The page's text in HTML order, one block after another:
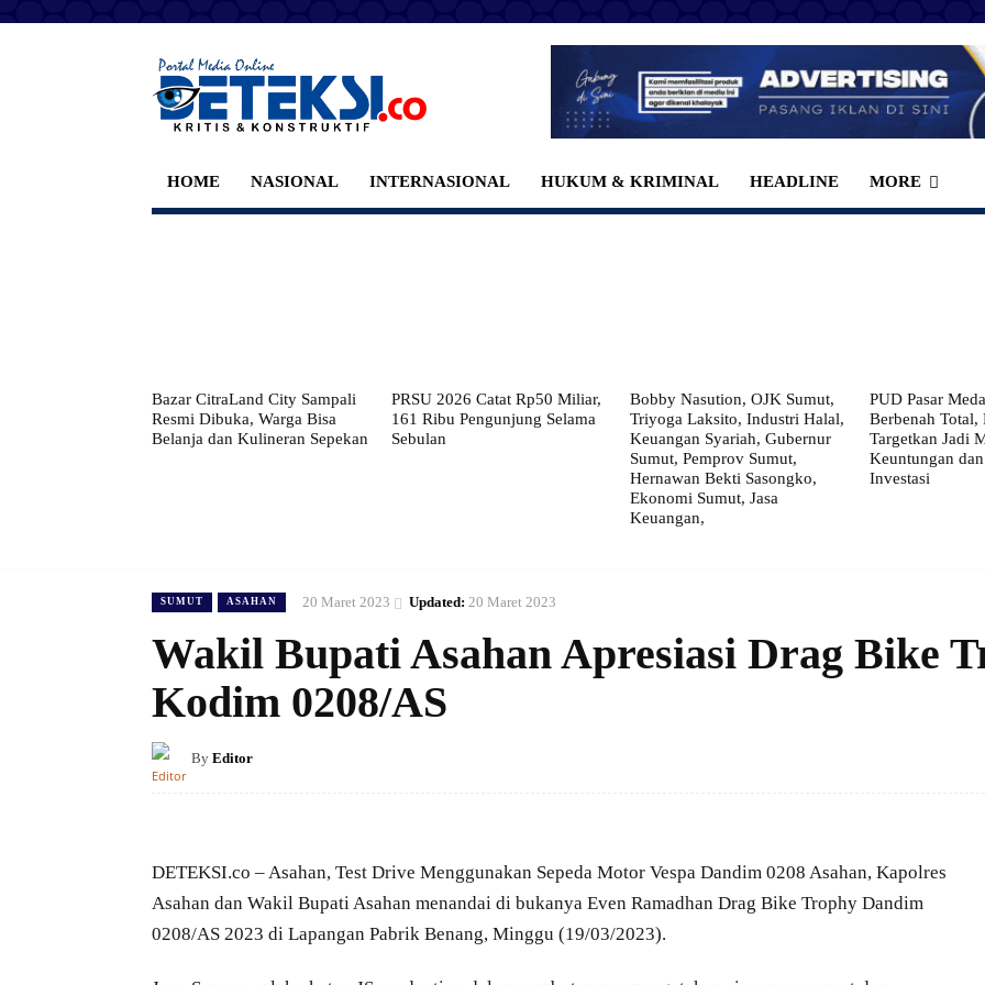
HOME NASIONAL INTERNASIONAL HUKUM & KRIMINAL HEADLINE MORE
Bazar CitraLand City Sampali
Resmi Dibuka, Warga Bisa
Belanja dan Kulineran Sepekan
PRSU 2026 Catat Rp50 Miliar,
161 Ribu Pengunjung Selama
Sebulan
Bobby Nasution, OJK Sumut,
Triyoga Laksito, Industri Halal,
Keuangan Syariah, Gubernur
Sumut, Pemprov Sumut,
Hernawan Bekti Sasongko,
Ekonomi Sumut, Jasa
Keuangan,
PUD Pasar
Berbenah Total,
Targetkan Jadi
Keuntungan dan
Investasi
SUMUT ASAHAN 20 Maret 2023 Updated: 20 Maret 2023
Wakil Bupati Asahan Apresiasi Drag Bike
Kodim 0208/AS
By Editor
DETEKSI.co – Asahan, Test Drive Menggunakan Sepeda Motor Vespa Dandim 0208 Asahan, Kapolres
Asahan dan Wakil Bupati Asahan menandai di bukanya Even Ramadhan Drag Bike Trophy Dandim
0208/AS 2023 di Lapangan Pabrik Benang, Minggu (19/03/2023).